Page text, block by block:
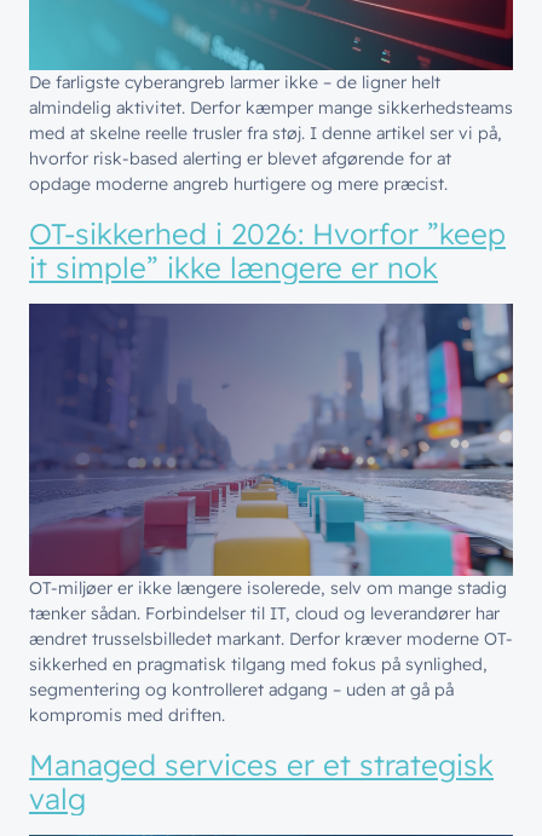
De farligste cyberangreb larmer ikke – de ligner helt
almindelig aktivitet. Derfor kæmper mange sikkerhedsteams
med at skelne reelle trusler fra støj. I denne artikel ser vi på,
hvorfor risk-based alerting er blevet afgørende for at
opdage moderne angreb hurtigere og mere præcist.
OT-sikkerhed i 2026: Hvorfor ”keep
it simple” ikke længere er nok
OT-miljøer er ikke længere isolerede, selv om mange stadig
tænker sådan. Forbindelser til IT, cloud og leverandører har
ændret trusselsbilledet markant. Derfor kræver moderne OT-
sikkerhed en pragmatisk tilgang med fokus på synlighed,
segmentering og kontrolleret adgang – uden at gå på
kompromis med driften.
Managed services er et strategisk
valg